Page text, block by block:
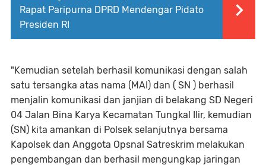
Rapat Paripurna DPRD Mendengar Pidato
Presiden RI
"Kemudian setelah berhasil komunikasi dengan salah
satu tersangka atas nama (MAI) dan ( SN ) berhasil
menjalin komunikasi dan janjian di belakang SD Negeri
04 Jalan Bina Karya Kecamatan Tungkal Ilir, kemudian
(SN) kita amankan di Polsek selanjutnya bersama
Kapolsek dan Anggota Opsnal Satreskrim melakukan
pengembangan dan berhasil mengungkap jaringan